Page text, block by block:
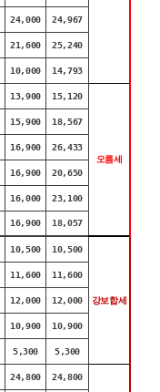
24,000 24,967
21,600 25,240
10,000 14,793
13,900 15,120
오름세
15,900 18,567
16,900 26,433
16,900 20,650
16,000 23,100
16,900 18,057
10,500 10,500
강보합세
11,600 11,600
12,000 12,000
10,900 10,900
5,300 5,300
24,800 24,800